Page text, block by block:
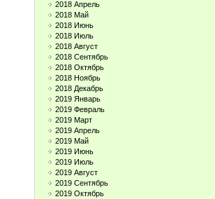
2018 Апрель
2018 Май
2018 Июнь
2018 Июль
2018 Август
2018 Сентябрь
2018 Октябрь
2018 Ноябрь
2018 Декабрь
2019 Январь
2019 Февраль
2019 Март
2019 Апрель
2019 Май
2019 Июнь
2019 Июль
2019 Август
2019 Сентябрь
2019 Октябрь